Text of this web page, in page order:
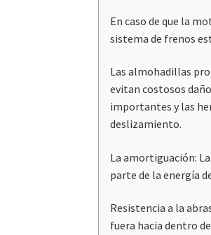
En caso de que la
sistema de frenos
Las almohadillas
evitan costosos
importantes y las
deslizamiento.
La amortiguación:
parte de la energía
Resistencia a la
fuera hacia dentro